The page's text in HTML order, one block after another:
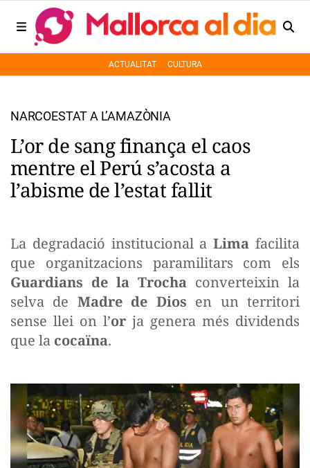
ACTUALITAT CULTURA
NARCOESTAT A L’AMAZÒNIA
L’or de sang finança el caos
mentre el Perú s’acosta a
l’abisme de l’estat fallit
La degradació institucional aLimafacilita
que organitzacions paramilitars com els
Guardians de la Trocha converteixin la
selva de Madre de Dios en un territori
sense llei on l’or ja genera més dividends
que la cocaïna.